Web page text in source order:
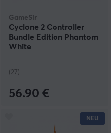
GameSir
Cyclone 2 Controller
Bundle Edition Phantom
White
(27)
56.90 €
NEU